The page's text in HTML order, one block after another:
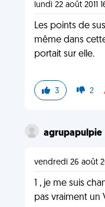
lundi 22 août 2011
Les points de
même dans
portait sur elle.
3 2
agrupapulpie
vendredi 26 août
1 , je me suis
pas vraiment un